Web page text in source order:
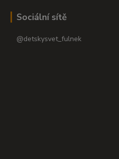
Sociální sítě
@detskysvet_fulnek